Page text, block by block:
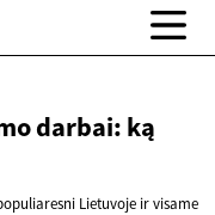
darbai: ką
Lietuvoje ir visame